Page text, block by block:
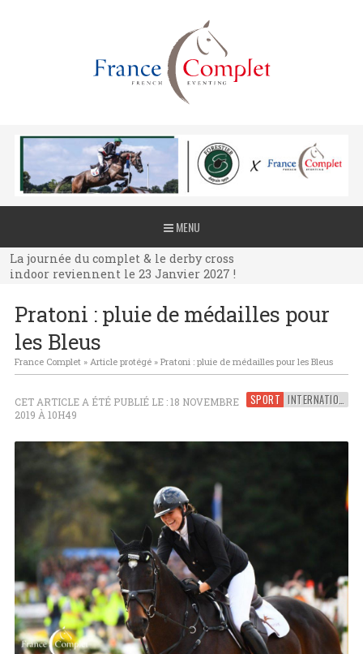
MENU
La journée du complet & le derby cross
indoor reviennent le 23 Janvier 2027 !
La journée du complet & le derby cross
indoor reviennent le 23 Janvier 2027 !
indoor reviennent le 23 Janvier 2027 !
Pratoni : pluie de médailles pour
les Bleus
France Complet» Article protégé» Pratoni : pluie de médailles pour les Bleus
SPORT INTERNATIONAL
CET ARTICLE A ÉTÉ PUBLIÉ LE : 18 NOVEMBRE
2019 À 10H49